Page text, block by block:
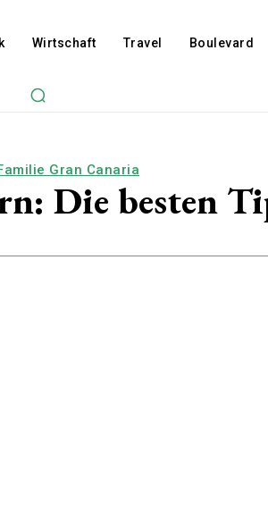
Wirtschaft Travel Boulevard
Gran Canaria
Die besten